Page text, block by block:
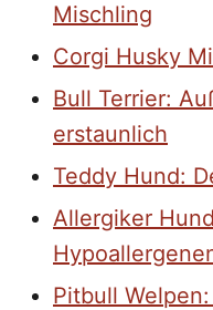
Mischling
Corgi Husky
Bull Terrier:
erstaunlich
Teddy Hund:
Allergiker
Pitbull